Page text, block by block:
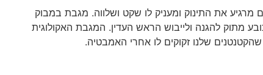
מרגיע את התינוק ומעניק לו שקט ושלווה. מגבת במבוק
מתוק להגנה ולייבוש הראש העדין. המגבת האקולוגית
שלנו זקוקים לו אחרי האמבטיה.